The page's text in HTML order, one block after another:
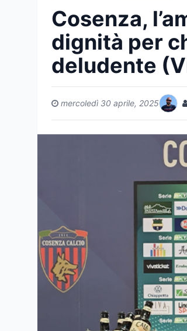
Cosenza,
dignità per
deludente
mercoledì 30 aprile, 2025